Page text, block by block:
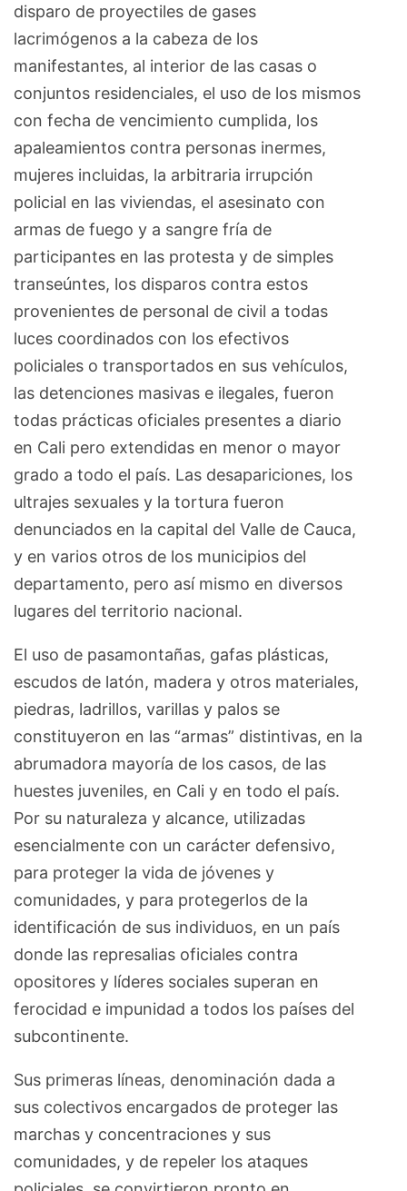
disparo de proyectiles de gases
lacrimógenos a la cabeza de los
manifestantes, al interior de las casas o
conjuntos residenciales, el uso de los mismos
con fecha de vencimiento cumplida, los
apaleamientos contra personas inermes,
mujeres incluidas, la arbitraria irrupción
policial en las viviendas, el asesinato con
armas de fuego y a sangre fría de
participantes en las protesta y de simples
transeúntes, los disparos contra estos
provenientes de personal de civil a todas
luces coordinados con los efectivos
policiales o transportados en sus vehículos,
las detenciones masivas e ilegales, fueron
todas prácticas oficiales presentes a diario
en Cali pero extendidas en menor o mayor
grado a todo el país. Las desapariciones, los
ultrajes sexuales y la tortura fueron
denunciados en la capital del Valle de Cauca,
y en varios otros de los municipios del
departamento, pero así mismo en diversos
lugares del territorio nacional.
El uso de pasamontañas, gafas plásticas,
escudos de latón, madera y otros materiales,
piedras, ladrillos, varillas y palos se
constituyeron en las “armas” distintivas, en la
abrumadora mayoría de los casos, de las
huestes juveniles, en Cali y en todo el país.
Por su naturaleza y alcance, utilizadas
esencialmente con un carácter defensivo,
para proteger la vida de jóvenes y
comunidades, y para protegerlos de la
identificación de sus individuos, en un país
donde las represalias oficiales contra
opositores y líderes sociales superan en
ferocidad e impunidad a todos los países del
subcontinente.
Sus primeras líneas, denominación dada a
sus colectivos encargados de proteger las
marchas y concentraciones y sus
comunidades, y de repeler los ataques